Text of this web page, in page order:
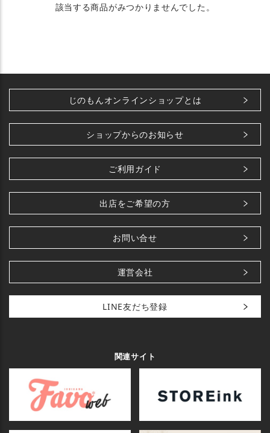
該当する商品がみつかりませんでした。
じのもんオンラインショップとは
ショップからのお知らせ
ご利用ガイド
出店をご希望の方
お問い合せ
運営会社
LINE友だち登録
関連サイト